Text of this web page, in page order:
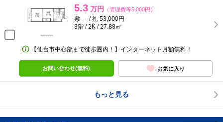
5.3 万円 （管理費等5,000円）
敷 － / 礼 53,000円
3階 / 2K / 27.88㎡
【仙台市中心部まで徒歩圏内！】インターネット月額無料！
お問い合わせ(無料) お気に入り
もっと見る